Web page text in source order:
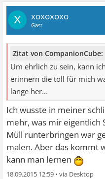
X xoxoxoxo
Gast
Zitat von CompanionCube:
Um ehrlich zu sein, kann
erinnern die toll für mich
lange her...
Ich wusste in meiner
mehr, was mir eigentlich
Müll runterbringen war
malen. Aber das kommt
kann man lernen
18.09.2015 12:59 •